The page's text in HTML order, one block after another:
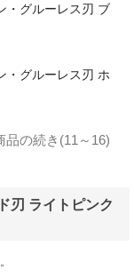
・グルーレス刃 ブ
・グルーレス刃 ホ
品の続き(11～16)
刃 ライトピンク